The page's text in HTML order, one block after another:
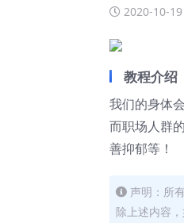
2020-10-19
教程介绍
我们的身体
而职场人群
善抑郁等！
声明：所
除上述内容